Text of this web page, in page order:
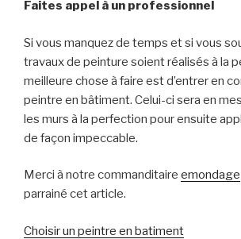
Faites appel à un professionnel
Si vous manquez de temps et si vous
travaux de peinture soient réalisés à la
meilleure chose à faire est d’entrer en
peintre en bâtiment. Celui-ci sera en
les murs à la perfection pour ensuite
de façon impeccable.
Merci à notre commanditaire emondage
parrainé cet article.
Choisir un peintre en batiment